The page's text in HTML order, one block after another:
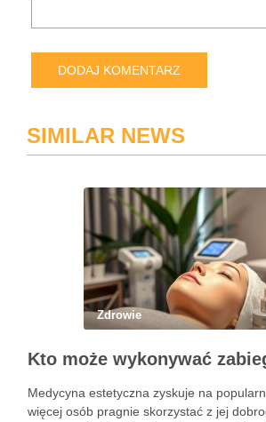
SIMILAR NEWS
Zdrowie
Medycyna estetyczna zyskuje na
więcej osób pragnie skorzystać z jej